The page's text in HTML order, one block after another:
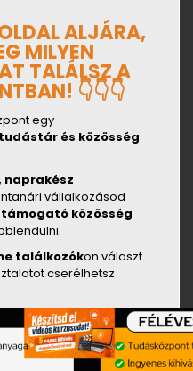
ALJÁRA,
MILYEN
TALÁLSZ A
👇👇👇
egy
és közösség
naprakész
vállalkozásod
támogató közösség
találkozókon választ
cserélhetsz